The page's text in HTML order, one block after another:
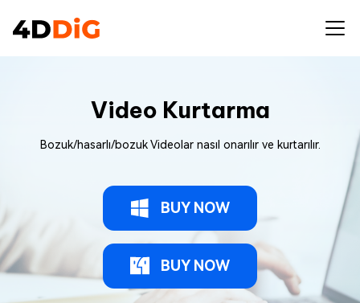
Video Kurtarma
Bozuk/hasarlı/bozuk Videolar nasıl onarılır ve kurtarılır.
BUY NOW
BUY NOW